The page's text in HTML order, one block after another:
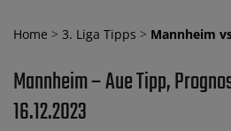
Home > 3. Liga Tipps > Mannheim
Mannheim – Aue Tipp,
16.12.2023